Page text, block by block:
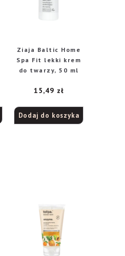
Ziaja Baltic Home
Spa Fit lekki krem
do twarzy, 50 ml
15,49 zł
Dodaj do koszyka